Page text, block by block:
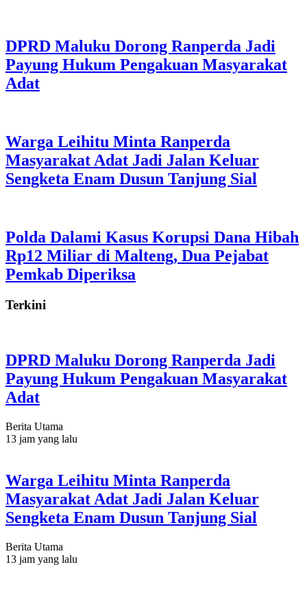
DPRD Maluku Dorong Ranperda Jadi
Payung Hukum Pengakuan Masyarakat
Adat
Warga Leihitu Minta Ranperda
Masyarakat Adat Jadi Jalan Keluar
Sengketa Enam Dusun Tanjung Sial
Polda Dalami Kasus Korupsi Dana Hibah
Rp12 Miliar di Malteng, Dua Pejabat
Pemkab Diperiksa
Terkini
DPRD Maluku Dorong Ranperda Jadi
Payung Hukum Pengakuan Masyarakat
Adat
Berita Utama
13 jam yang lalu
Warga Leihitu Minta Ranperda
Masyarakat Adat Jadi Jalan Keluar
Sengketa Enam Dusun Tanjung Sial
Berita Utama
13 jam yang lalu